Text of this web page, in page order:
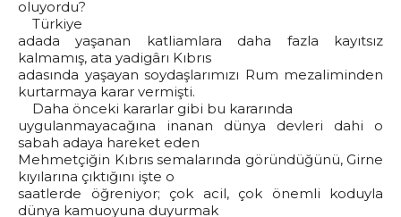
oluyordu?
Türkiye
adada yaşanan katliamlara daha fazla kayıtsız
kalmamış, ata yadigârı Kıbrıs
adasında yaşayan soydaşlarımızı Rum mezaliminden
kurtarmaya karar vermişti.
Daha önceki kararlar gibi bu kararında
uygulanmayacağına inanan dünya devleri dahi o
sabah adaya hareket eden
Mehmetçiğin Kıbrıs semalarında göründüğünü, Girne
kıyılarına çıktığını işte o
saatlerde öğreniyor; çok acil, çok önemli koduyla
dünya kamuoyuna duyurmak